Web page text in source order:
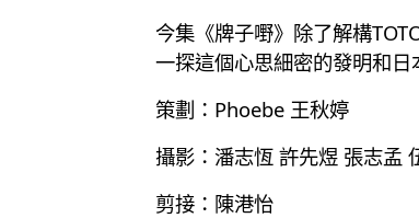
今集《牌子嘢》除了解構
一探這個心思細密的發明和日
策劃：Phoebe 王秋婷
攝影：潘志恆 許先煜 張志孟
剪接：陳港怡